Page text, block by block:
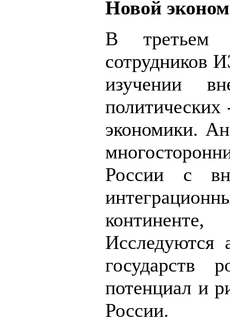
Новой
В третьем
сотрудников
изучении
политических
экономики.
России с
Исследуются
государств
потенциал и
России.